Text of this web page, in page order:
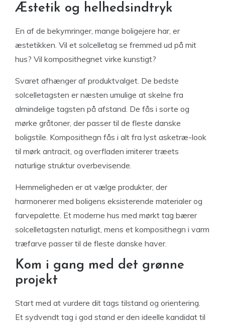
Æstetik og helhedsindtryk
En af de bekymringer, mange boligejere har, er
æstetikken. Vil et solcelletag se fremmed ud på mit
hus? Vil komposithegnet virke kunstigt?
Svaret afhænger af produktvalget. De bedste
solcelletagsten er næsten umulige at skelne fra
almindelige tagsten på afstand. De fås i sorte og
mørke gråtoner, der passer til de fleste danske
boligstile. Komposithegn fås i alt fra lyst asketræ-look
til mørk antracit, og overfladen imiterer træets
naturlige struktur overbevisende.
Hemmeligheden er at vælge produkter, der
harmonerer med boligens eksisterende materialer og
farvepalette. Et moderne hus med mørkt tag bærer
solcelletagsten naturligt, mens et komposithegn i varm
træfarve passer til de fleste danske haver.
Kom i gang med det grønne
projekt
Start med at vurdere dit tags tilstand og orientering.
Et sydvendt tag i god stand er den ideelle kandidat til